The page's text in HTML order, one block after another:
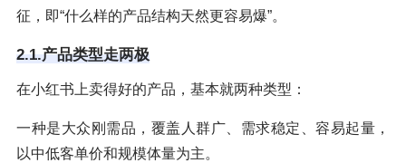
征，即“什么样的产品结构天然更容易爆”。
2.1.产品类型走两极
在小红书上卖得好的产品，基本就两种类型：
一种是大众刚需品，覆盖人群广、需求稳定、容易起量，
以中低客单价和规模体量为主。